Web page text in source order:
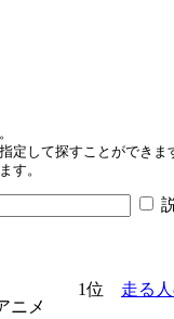
定して探すことができま
す。
1位 走る